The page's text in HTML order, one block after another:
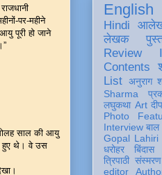
पर-महीने
पूरी हो जाने
साल की आयु
हुए थे। वे उस
English
Hindi
लेखक
Review
Contents
List अनुराग
Sharma
लघुकथा Art
Photo
Interview बाल
Gopal Lahiri
धरोहर
बिंदास
त्रिपाठी संस्मरण
editor